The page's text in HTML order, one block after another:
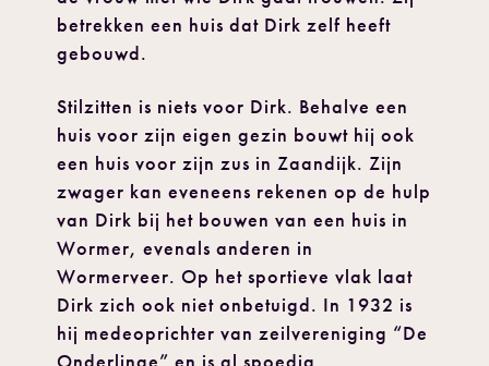
betrekken een huis dat Dirk zelf heeft
gebouwd.
Stilzitten is niets voor Dirk. Behalve een
huis voor zijn eigen gezin bouwt hij ook
een huis voor zijn zus in Zaandijk. Zijn
zwager kan eveneens rekenen op de hulp
van Dirk bij het bouwen van een huis in
Wormer, evenals anderen in
Wormerveer. Op het sportieve vlak laat
Dirk zich ook niet onbetuigd. In 1932 is
hij medeoprichter van zeilvereniging “De